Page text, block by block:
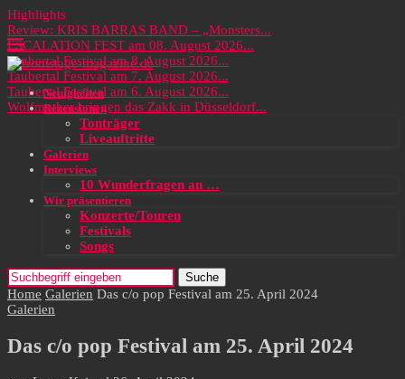
Highlights
Review: KRIS BARRAS BAND – „Monsters...
ESCALATION FEST am 08. August 2026...
Taubertal Festival am 8. August 2026...
Taubertal Festival am 7. August 2026...
Taubertal Festival am 6. August 2026...
Wolfmother bringen das Zakk in Düsseldorf...
Neuigkeiten
Rezensionen
Tonträger
Liveauftritte
Galerien
Interviews
10 Wunderfragen an …
Wir präsentieren
Konzerte/Touren
Festivals
Songs
Suche
Home Galerien Das c/o pop Festival am 25. April 2024
Galerien
Das c/o pop Festival am 25. April 2024